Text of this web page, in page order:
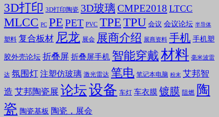
3D打印 3D打印陶瓷 3D玻璃 CMPE2018 LTCC
MLCC PC PE PET PVC TPETPU 会议 会议论坛 半导体
塑料 复合板材 尼龙 展会 展商介绍 展商资料 手机 手机塑
胶外壳论坛 折叠屏 折叠屏手机 智能穿戴材料 毫米波雷
达 氛围灯 注塑仿玻璃 激光雷达 笔电 笔记本电脑 粉末 艾邦智
造 艾邦陶瓷展 论坛设备 车灯 车衣膜 镀膜 阻燃 陶
瓷 陶瓷基板 陶瓷，展会